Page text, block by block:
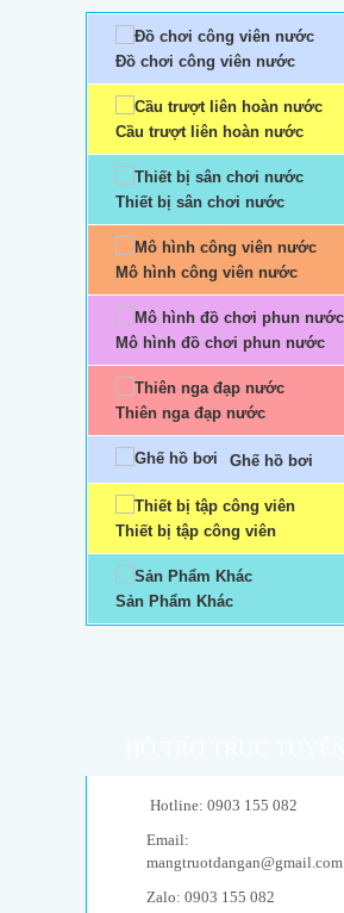
Đồ chơi công viên nước
Cầu trượt liên hoàn nước
Thiết bị sân chơi nước
Mô hình công viên nước
Mô hình đồ chơi phun nước
Thiên nga đạp nước
Ghế hồ bơi
Thiết bị tập công viên
Sản Phẩm Khác
Hotline: 0903 155 082
Email:
mangtruotdangan@gmail.com
Zalo: 0903 155 082